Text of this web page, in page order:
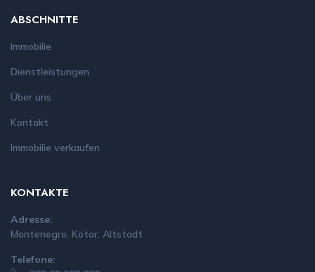
ABSCHNITTE
Immobilie
Dienstleistungen
Über uns
Kontakt
Immobilie verkaufen
KONTAKTE
Adresse:
Montenegro, Kotor, Altstadt
Telefone: